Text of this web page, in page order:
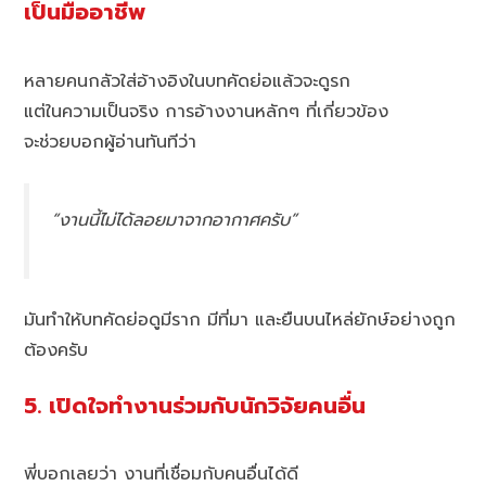
เป็นมืออาชีพ
หลายคนกลัวใส่อ้างอิงในบทคัดย่อแล้วจะดูรก
แต่ในความเป็นจริง การอ้างงานหลักๆ ที่เกี่ยวข้อง
จะช่วยบอกผู้อ่านทันทีว่า
“งานนี้ไม่ได้ลอยมาจากอากาศครับ”
มันทำให้บทคัดย่อดูมีราก มีที่มา และยืนบนไหล่ยักษ์อย่างถูก
ต้องครับ
5. เปิดใจทำงานร่วมกับนักวิจัยคนอื่น
พี่บอกเลยว่า งานที่เชื่อมกับคนอื่นได้ดี